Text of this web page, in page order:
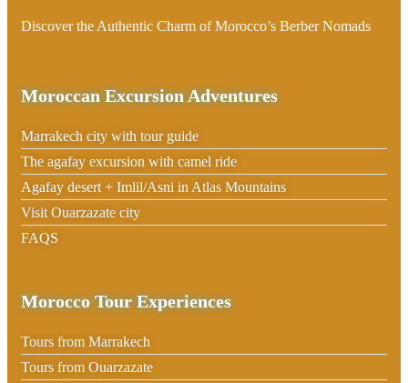
Discover the Authentic Charm of Morocco’s Berber Nomads
Moroccan Excursion Adventures
Marrakech city with tour guide
The agafay excursion with camel ride
Agafay desert + Imlil/Asni in Atlas Mountains
Visit Ouarzazate city
FAQS
Morocco Tour Experiences
Tours from Marrakech
Tours from Ouarzazate